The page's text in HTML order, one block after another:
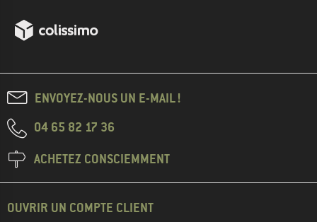
ENVOYEZ-NOUS UN E-MAIL !
04 65 82 17 36
ACHETEZ CONSCIEMMENT
OUVRIR UN COMPTE CLIENT